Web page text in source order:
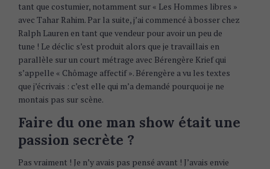
tant que costumier, notamment sur « Les Hommes libres »
avec Tahar Rahim. Par la suite, j’ai commencé à bosser chez
Ralph Lauren en tant que vendeur pour avoir un peu de
tune ! Le déclic s’est produit alors que je travaillais en
parallèle sur un court métrage avec Bérengère Krief qui
s’appelle « Chômage affectif ». Bérengère a vu les textes
que j’écrivais : c’est elle qui m’a demandé pourquoi je ne
montais pas sur scène.
Faire du one man show était une
passion secrète ?
Pas vraiment ! Je n’y avais pas pensé avant ! J’avais envie